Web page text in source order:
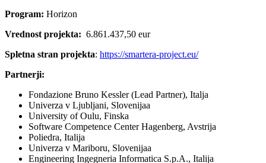
Program: Horizon
Vrednost projekta: 6.861.437,50 eur
Spletna stran projekta: https://smartera-project.eu/
Partnerji:
Fondazione Bruno Kessler (Lead Partner), Italja
Univerza v Ljubljani, Slovenijaa
University of Oulu, Finska
Software Competence Center Hagenberg, Avstrija
Poliedra, Italija
Univerza v Mariboru, Slovenijaa
Engineering Ingegneria Informatica S.p.A., Italija